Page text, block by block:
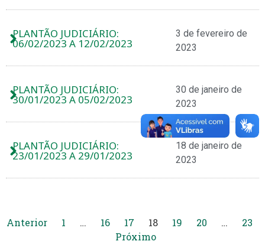
PLANTÃO JUDICIÁRIO:
06/02/2023 A 12/02/2023
3 de fevereiro de
2023
PLANTÃO JUDICIÁRIO:
30/01/2023 A 05/02/2023
30 de janeiro de
2023
PLANTÃO JUDICIÁRIO:
23/01/2023 A 29/01/2023
18 de janeiro de
2023
Anterior 1 … 16 17 18 19 20 …
23
Próximo